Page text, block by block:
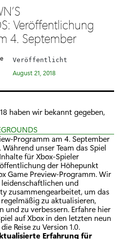
Veröffentlichung
4. September
Veröffentlicht
August 21, 2018
haben wir bekannt gegeben,
Programm am 4. September
unser Team das Spiel
für Xbox-Spieler
der Höhepunkt
Game Preview-Programm. Wir
und
zusammengearbeitet, um das
zu aktualisieren,
und zu verbessern. Erfahre hier
auf Xbox in den letzten neun
Reise zu Version 1.0.
Erfahrung für